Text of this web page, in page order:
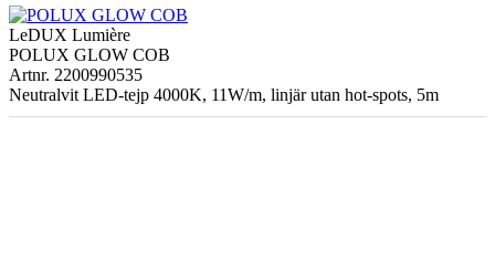
LeDUX Lumière
POLUX GLOW COB
Artnr. 2200990535
Neutralvit LED-tejp 4000K, 11W/m, linjär utan hot-spots, 5m